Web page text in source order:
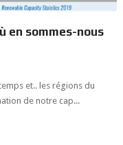
en sommes-nous
et.. les régions du
de notre cap...